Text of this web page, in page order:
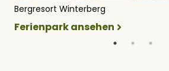
Bergresort Winterberg
Ferienpark ansehen